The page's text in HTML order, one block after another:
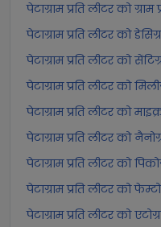
पेटाग्राम प्रति लीटर को
पेटाग्राम प्रति लीटर को
पेटाग्राम प्रति लीटर को
पेटाग्राम प्रति लीटर को
पेटाग्राम प्रति लीटर को
पेटाग्राम प्रति लीटर को
पेटाग्राम प्रति लीटर को
पेटाग्राम प्रति लीटर को
पेटाग्राम प्रति लीटर को